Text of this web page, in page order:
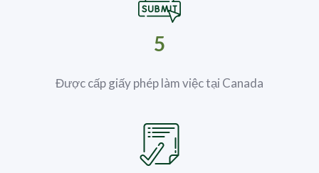
5
Được cấp giấy phép làm việc tại Canada